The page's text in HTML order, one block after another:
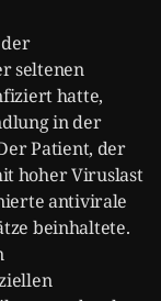
seltenen
hatte,
in der
Patient, der
hoher Viruslast
antivirale
beinhaltete.